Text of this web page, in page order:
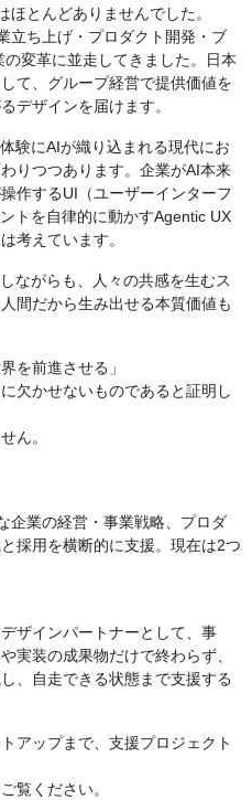
とんどありませんでした。
立ち上げ・プロダクト開発・ブ
変革に並走してきました。日本
て、グループ経営で提供価値を
デザインを届けます。
験にAIが織り込まれる現代にお
りつつあります。企業がAI本来
作するUI（ユーザーインターフ
トを自律的に動かすAgentic UX
考えています。
ながらも、人々の共感を生むス
間だから生み出せる本質価値も
を前進させる」
欠かせないものであると証明し
ん。
企業の経営・事業戦略、プロダ
採用を横断的に支援。現在は2つ
ザインパートナーとして、事
実装の成果物だけで終わらず、
、自走できる状態まで支援する
アップまで、支援プロジェクト
覧ください。